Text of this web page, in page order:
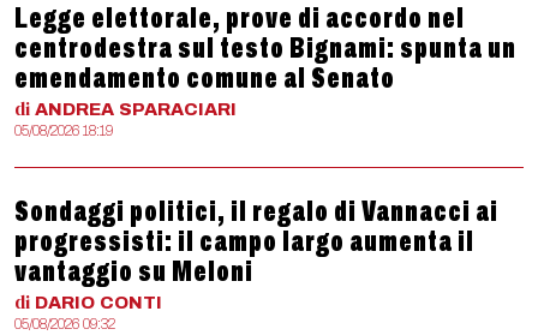
Legge elettorale, prove di accordo nel
centrodestra sul testo Bignami: spunta un
emendamento comune al Senato
di ANDREA SPARACIARI
05/08/2026 18:19
Sondaggi politici, il regalo di Vannacci ai
progressisti: il campo largo aumenta il
vantaggio su Meloni
di DARIO CONTI
05/08/2026 09:32